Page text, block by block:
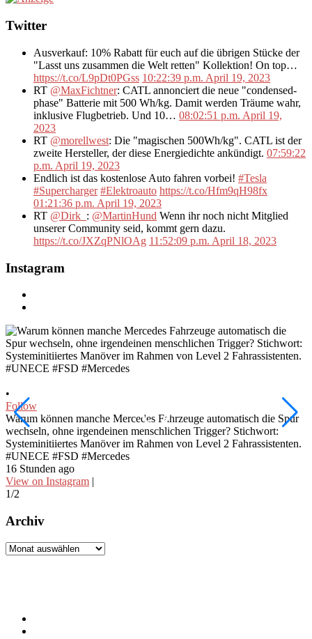
Twitter
Ausverkauf: 10% Rabatt für euch auf die übrigen Stücke der
"Lasst uns zusammen die Welt retten" Kollektion! On top…
https://t.co/L9pDt0PGss 10:22:39 p.m. April 19, 2023
RT @MaxFichtner: CATL annonciert die neue "condensed-
phase" Batterie mit 500 Wh/kg. Damit werden Träume wahr,
inklusive Flugbetrieb. Und 10… 08:02:51 p.m. April 19,
2023
RT @morellwest: Die "magischen 500Wh/kg". CATL ist der
zweite Hersteller, der diese Energiedichte ankündigt. 07:59:22
p.m. April 19, 2023
Endlich ist das kostenlose Auto fahren vorbei! #Tesla
#Supercharger #Elektroauto https://t.co/Hfm9qH98fx
01:21:36 p.m. April 19, 2023
RT @Dirk_ : @MartinHund Wenn ihr noch nicht Mitglied
unserer Community seid, kommt gern dazu.
https://t.co/JXZqPNlOAg 11:52:09 p.m. April 18, 2023
Instagram
•
Follow
Warum können manche Mercedes Fahrzeuge automatisch die Spur
wechseln, ohne irgendeinen menschlichen Trigger? Stichwort:
Systeminitiiertes Manöver im Rahmen von Level 2 Fahrassistenten.
#UNECE #FSD #Mercedes
16 Stunden ago
View on Instagram |
1/2
Archiv
Archiv